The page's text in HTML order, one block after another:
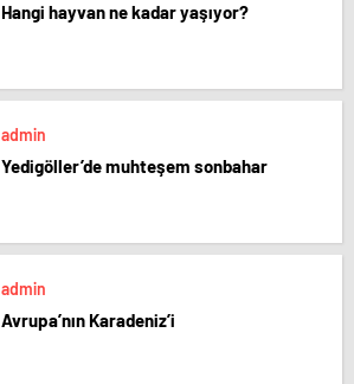
Hangi hayvan ne kadar yaşıyor?
admin
Yedigöller’de muhteşem sonbahar
admin
Avrupa’nın Karadeniz’i